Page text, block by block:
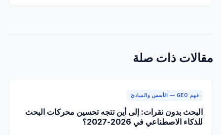
مقالات ذات صلة
فهم GEO — الأسس والمبادئ
البحث بدون نقرات: إلى أين تتجه تحسين محركات البحث
للذكاء الاصطناعي في 2026-2027؟